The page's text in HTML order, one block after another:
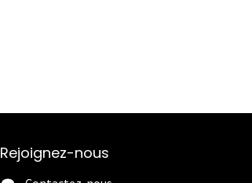
Rejoignez-nous